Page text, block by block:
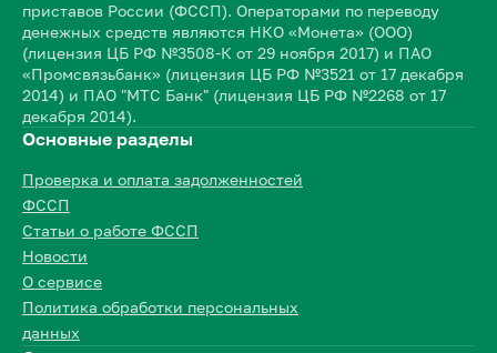
приставов России (ФССП). Операторами по переводу
денежных средств являются НКО «Монета» (ООО)
(лицензия ЦБ РФ №3508-К от 29 ноября 2017) и ПАО
«Промсвязьбанк» (лицензия ЦБ РФ №3521 от 17 декабря
2014) и ПАО "МТС Банк" (лицензия ЦБ РФ №2268 от 17
декабря 2014).
Основные разделы
Проверка и оплата задолженностей
ФССП
Статьи о работе ФССП
Новости
О сервисе
Политика обработки персональных
данных